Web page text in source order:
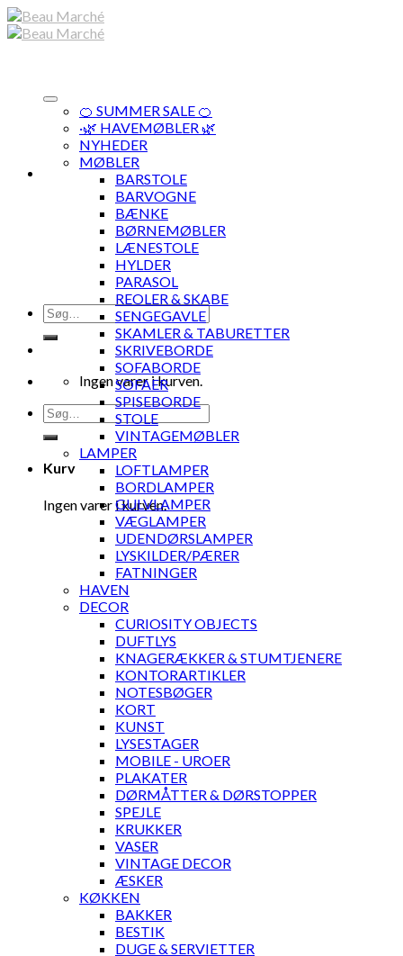
Skip
to
Søg
efter:
Ingen varer i kurven.
Søg
efter:
Kurv
Ingen varer i kurven.
🍊 SUMMER SALE 🍊
·🌿 HAVEMØBLER 🌿
NYHEDER
MØBLER
BARSTOLE
BARVOGNE
BÆNKE
BØRNEMØBLER
LÆNESTOLE
HYLDER
PARASOL
REOLER & SKABE
SENGEGAVLE
SKAMLER & TABURETTER
SKRIVEBORDE
SOFABORDE
SOFAER
SPISEBORDE
STOLE
VINTAGEMØBLER
LAMPER
LOFTLAMPER
BORDLAMPER
GULVLAMPER
VÆGLAMPER
UDENDØRSLAMPER
LYSKILDER/PÆRER
FATNINGER
HAVEN
DECOR
CURIOSITY OBJECTS
DUFTLYS
KNAGERÆKKER & STUMTJENERE
KONTORARTIKLER
NOTESBØGER
KORT
KUNST
LYSESTAGER
MOBILE - UROER
PLAKATER
DØRMÅTTER & DØRSTOPPER
SPEJLE
KRUKKER
VASER
VINTAGE DECOR
ÆSKER
KØKKEN
BAKKER
BESTIK
DUGE & SERVIETTER